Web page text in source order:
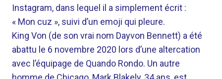
Instagram, dans lequel il a simplement écrit :
« Mon cuz », suivi d’un emoji qui pleure.
King Von (de son vrai nom Dayvon Bennett) a été
abattu le 6 novembre 2020 lors d’une altercation
avec l’équipage de Quando Rondo. Un autre